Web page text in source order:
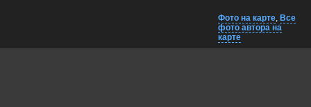
Фото на карте, Все
фото автора на
карте